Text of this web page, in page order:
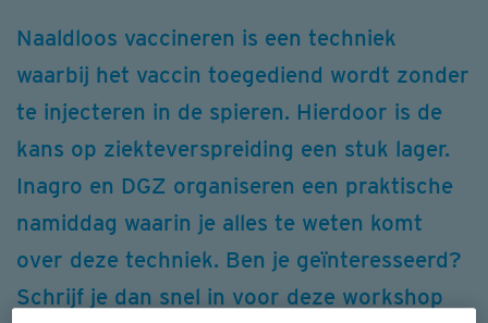
Naaldloos vaccineren is een techniek
waarbij het vaccin toegediend wordt zonder
te injecteren in de spieren. Hierdoor is de
kans op ziekteverspreiding een stuk lager.
Inagro en DGZ organiseren een praktische
namiddag waarin je alles te weten komt
over deze techniek. Ben je geïnteresseerd?
Schrijf je dan snel in voor deze workshop